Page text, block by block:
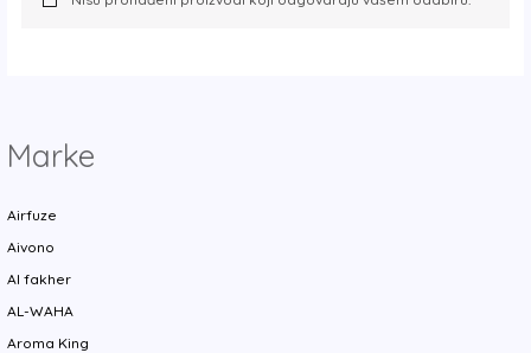
Marke
Airfuze
Aivono
Al fakher
AL-WAHA
Aroma King